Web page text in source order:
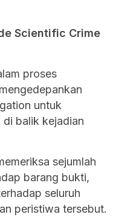
Scientific Crime
proses
untuk
balik kejadian
sejumlah
barang bukti,
seluruh
peristiwa tersebut.